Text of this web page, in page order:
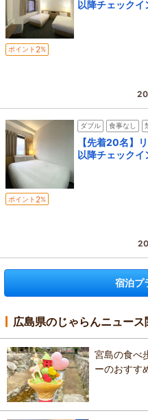
以降チェック
ポイント 2%
ダブル 食事なし
【先着20名】
以降チェック
ポイント 2%
宿泊プ
広島県のじゃらんニュース
宮島の食べ
ーのおすす